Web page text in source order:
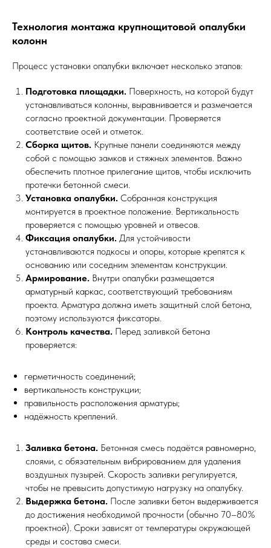
Технология монтажа крупнощитовой опалубки
колонн
Процесс установки опалубки включает несколько этапов:
Подготовка площадки. Поверхность, на которой будут
устанавливаться колонны, выравнивается и размечается
согласно проектной документации. Проверяется
соответствие осей и отметок.
Сборка щитов. Крупные панели соединяются между
собой с помощью замков и стяжных элементов. Важно
обеспечить плотное прилегание щитов, чтобы исключить
протечки бетонной смеси.
Установка опалубки. Собранная конструкция
монтируется в проектное положение. Вертикальность
проверяется с помощью уровней и отвесов.
Фиксация опалубки. Для устойчивости
устанавливаются подкосы и опоры, которые крепятся к
основанию или соседним элементам конструкции.
Армирование. Внутри опалубки размещается
арматурный каркас, соответствующий требованиям
проекта. Арматура должна иметь защитный слой бетона,
поэтому используются фиксаторы.
Контроль качества. Перед заливкой бетона
проверяется:
герметичность соединений;
вертикальность конструкции;
правильность расположения арматуры;
надёжность креплений.
Заливка бетона. Бетонная смесь подаётся равномерно,
слоями, с обязательным вибрированием для удаления
воздушных пузырей. Скорость заливки регулируется,
чтобы не превысить допустимую нагрузку на опалубку.
Выдержка бетона. После заливки бетон выдерживается
до достижения необходимой прочности (обычно 70–80%
проектной). Сроки зависят от температуры окружающей
среды и состава смеси.